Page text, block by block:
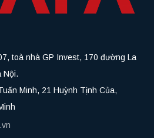
toà nhà GP Invest, 170 đường La
Nội.
Minh, 21 Huỳnh Tịnh Của,